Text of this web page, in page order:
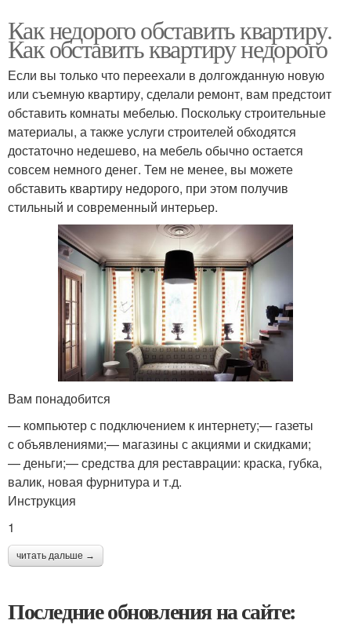
Как недорого обставить квартиру.
Как обставить квартиру недорого
Если вы только что переехали в долгожданную новую
или съемную квартиру, сделали ремонт, вам предстоит
обставить комнаты мебелью. Поскольку строительные
материалы, а также услуги строителей обходятся
достаточно недешево, на мебель обычно остается
совсем немного денег. Тем не менее, вы можете
обставить квартиру недорого, при этом получив
стильный и современный интерьер.
Вам понадобится
— компьютер с подключением к интернету;— газеты
с объявлениями;— магазины с акциями и скидками;
— деньги;— средства для реставрации: краска, губка,
валик, новая фурнитура и т.д.
Инструкция
1
читать дальше →
Последние обновления на сайте: